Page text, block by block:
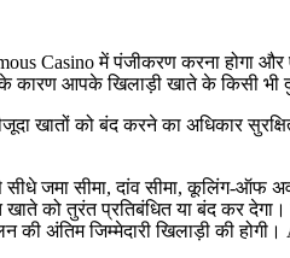
Casino में पंजीकरण करना होगा
आपके खिलाड़ी खाते के किसी भी
खातों को बंद करने का अधिकार
जमा सीमा, दांव सीमा, कूलिंग-
को तुरंत प्रतिबंधित या बंद कर
जिम्मेदारी खिलाड़ी की होगी।